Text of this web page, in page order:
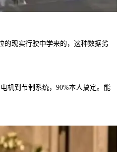
现实行驶中学来的，这种数据劣
机到节制系统，90%本人搞定。能